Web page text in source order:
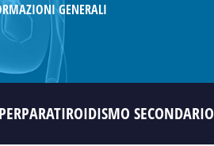
GENERALI
SECONDARIO